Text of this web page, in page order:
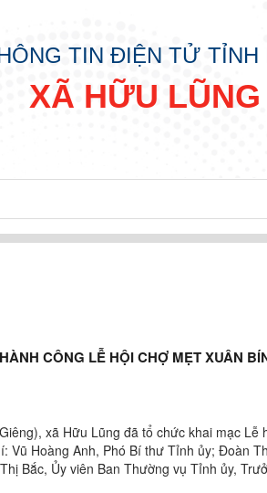
TIN ĐIỆN TỬ TỈNH
XÃ HỮU LŨNG
CÔNG LỄ HỘI CHỢ MẸT XUÂN
xã Hữu Lũng đã tổ chức khai mạc Lễ
Vũ Hoàng Anh, Phó Bí thư Tỉnh ủy; Đoàn
Bắc, Ủy viên Ban Thường vụ Tỉnh ủy,